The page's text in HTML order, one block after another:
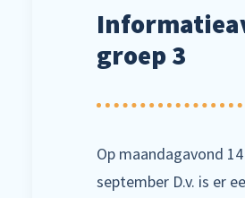
groep 3
Op maandagavond 14
september D.v. is er